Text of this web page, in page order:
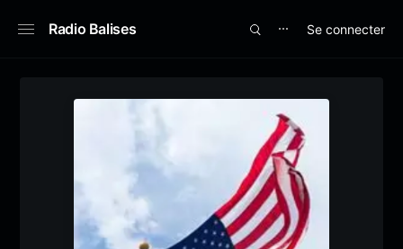
Radio Balises ⋯ Se connecter